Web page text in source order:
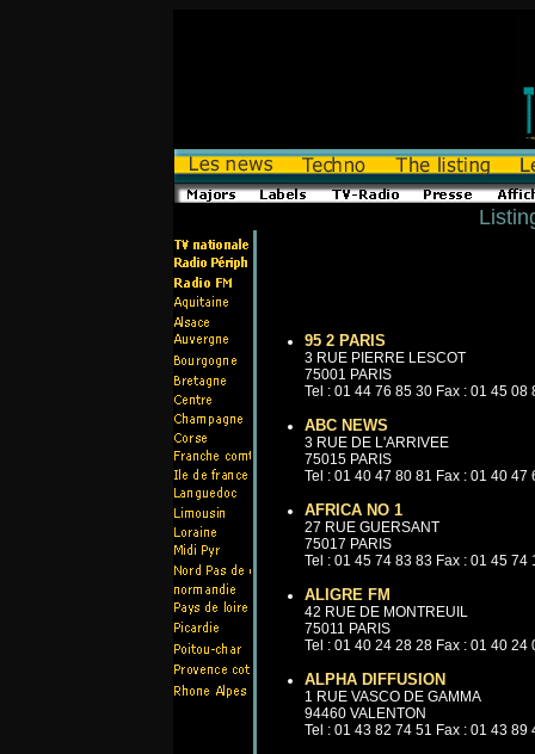
95 2 PARIS
3 RUE PIERRE LESCOT
75001 PARIS
Tel : 01 44 76 85 30 Fax : 01 45 08
ABC NEWS
3 RUE DE L'ARRIVEE
75015 PARIS
Tel : 01 40 47 80 81 Fax : 01 40 47
AFRICA NO 1
27 RUE GUERSANT
75017 PARIS
Tel : 01 45 74 83 83 Fax : 01 45 74
ALIGRE FM
42 RUE DE MONTREUIL
75011 PARIS
Tel : 01 40 24 28 28 Fax : 01 40 24
ALPHA DIFFUSION
1 RUE VASCO DE GAMMA
94460 VALENTON
Tel : 01 43 82 74 51 Fax : 01 43 89